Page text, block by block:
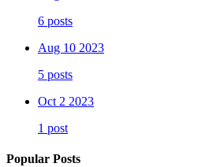
6 posts
Aug 10 2023
5 posts
Oct 2 2023
1 post
Popular Posts